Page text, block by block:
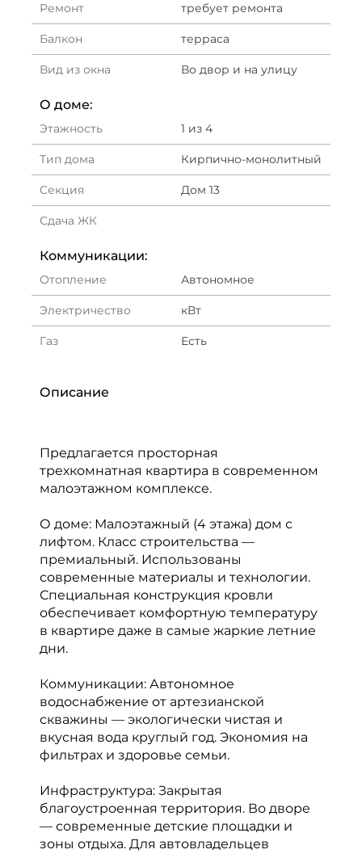
Ремонт требует ремонта
Балкон терраса
Вид из окна Во двор и на улицу
О доме:
Этажность 1 из 4
Тип дома Кирпично-монолитный
Секция Дом 13
Сдача ЖК
Коммуникации:
Отопление Автономное
Электричество кВт
Газ Есть
Описание
Предлагается просторная
трехкомнатная квартира в современном
малоэтажном комплексе.
О доме: Малоэтажный (4 этажа) дом с
лифтом. Класс строительства —
премиальный. Использованы
современные материалы и технологии.
Специальная конструкция кровли
обеспечивает комфортную температуру
в квартире даже в самые жаркие летние
дни.
Коммуникации: Автономное
водоснабжение от артезианской
скважины — экологически чистая и
вкусная вода круглый год. Экономия на
фильтрах и здоровье семьи.
Инфраструктура: Закрытая
благоустроенная территория. Во дворе
— современные детские площадки и
зоны отдыха. Для автовладельцев